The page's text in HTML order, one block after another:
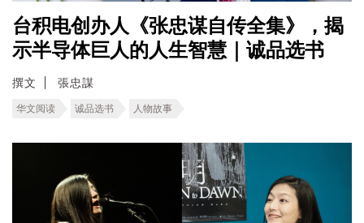
台积电创办人《张忠谋自传全集》，揭
示半导体巨人的人生智慧｜诚品选书
撰文 張忠謀
华文阅读 诚品选书 人物故事